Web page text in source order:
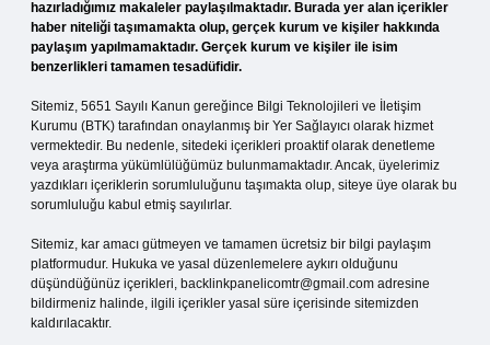
hazırladığımız makaleler paylaşılmaktadır. Burada yer alan içerikler
haber niteliği taşımamakta olup, gerçek kurum ve kişiler hakkında
paylaşım yapılmamaktadır. Gerçek kurum ve kişiler ile isim
benzerlikleri tamamen tesadüfidir.
Sitemiz, 5651 Sayılı Kanun gereğince Bilgi Teknolojileri ve İletişim
Kurumu (BTK) tarafından onaylanmış bir Yer Sağlayıcı olarak hizmet
vermektedir. Bu nedenle, sitedeki içerikleri proaktif olarak denetleme
veya araştırma yükümlülüğümüz bulunmamaktadır. Ancak, üyelerimiz
yazdıkları içeriklerin sorumluluğunu taşımakta olup, siteye üye olarak bu
sorumluluğu kabul etmiş sayılırlar.
Sitemiz, kar amacı gütmeyen ve tamamen ücretsiz bir bilgi paylaşım
platformudur. Hukuka ve yasal düzenlemelere aykırı olduğunu
düşündüğünüz içerikleri, backlinkpanelicomtr@gmail.com adresine
bildirmeniz halinde, ilgili içerikler yasal süre içerisinde sitemizden
kaldırılacaktır.